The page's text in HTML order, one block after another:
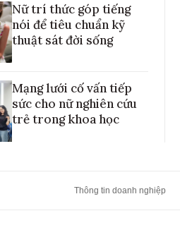
Nữ trí thức góp tiếng
nói để tiêu chuẩn kỹ
thuật sát đời sống
Mạng lưới cố vấn tiếp
sức cho nữ nghiên cứu
trẻ trong khoa học
Thông tin doanh nghiệp